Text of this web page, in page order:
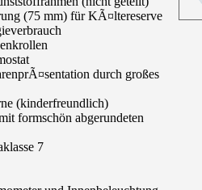
(75 mm) für KÃ¤ltereserve
durch großes
(kinderfreundlich)
formschön abgerundeten
7